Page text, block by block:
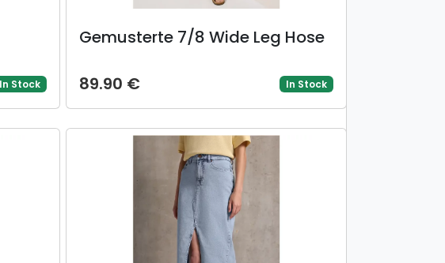
In Stock
Gemusterte 7/8 Wide Leg Hose
89.90 € In Stock